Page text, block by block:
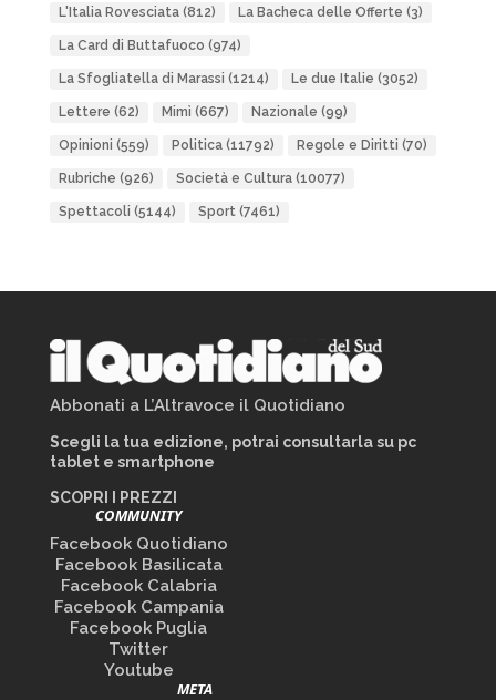
L'Italia Rovesciata(812) La Bacheca delle Offerte (3)
La Card di Buttafuoco (974)
La Sfogliatella di Marassi (1214) Le due Italie (3052)
Lettere (62) Mimì (667) Nazionale (99)
Opinioni (559) Politica(11792) Regole e Diritti (70)
Rubriche (926) Società e Cultura(10077)
Spettacoli (5144) Sport(7461)
Abbonati a L’Altravoce il Quotidiano
Scegli la tua edizione, potrai consultarla su pc
tablet e smartphone
SCOPRI I PREZZI
COMMUNITY
Facebook Quotidiano
Facebook Basilicata
Facebook Calabria
Facebook Campania
Facebook Puglia
Twitter
Youtube
META